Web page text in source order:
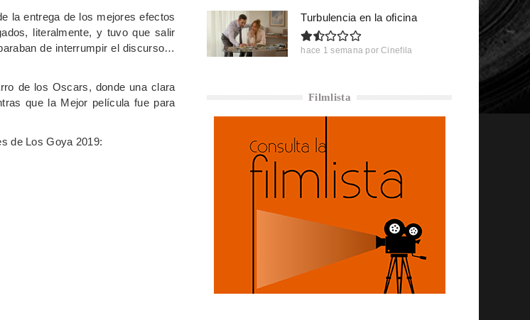
la entrega de los mejores efectos
literalmente, y tuvo que salir
de interrumpir el discurso…
de los Oscars, donde una clara
que la Mejor película fue para
de Los Goya 2019:
Turbulencia en la oficina
hace 1 semana por Cinefila
Filmlista